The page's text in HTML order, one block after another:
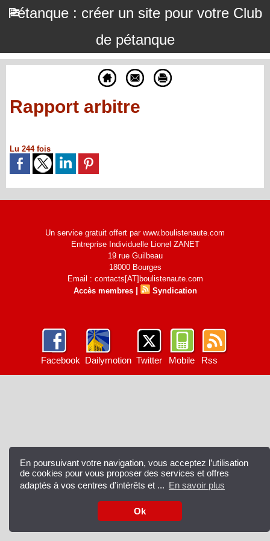
En poursuivant votre navigation, vous acceptez l’utilisation
de cookies pour vous proposer des services et offres
adaptés à vos centres d’intérêts et ... En savoir plus
Ok
Pétanque : créer un site pour votre Club
de pétanque
Rapport arbitre
Lu 244 fois
Un service gratuit offert par www.boulistenaute.com
Entreprise Individuelle Lionel ZANET
19 rue Guilbeau
18000 Bourges
Email : contacts[AT]boulistenaute.com
Accès membres | Syndication
Facebook Dailymotion Twitter Mobile Rss